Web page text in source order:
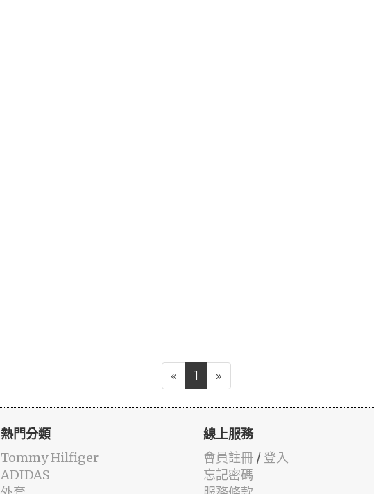
« 1 »
熱門分類
Tommy Hilfiger
ADIDAS
線上服務
會員註冊 / 登入
忘記密碼